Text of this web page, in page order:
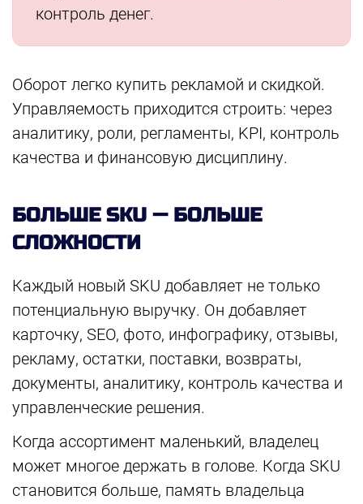
контроль денег.
Оборот легко купить рекламой и скидкой.
Управляемость приходится строить: через
аналитику, роли, регламенты, KPI, контроль
качества и финансовую дисциплину.
БОЛЬШЕ SKU — БОЛЬШЕ
СЛОЖНОСТИ
Каждый новый SKU добавляет не только
потенциальную выручку. Он добавляет
карточку, SEO, фото, инфографику, отзывы,
рекламу, остатки, поставки, возвраты,
документы, аналитику, контроль качества и
управленческие решения.
Когда ассортимент маленький, владелец
может многое держать в голове. Когда SKU
становится больше, память владельца